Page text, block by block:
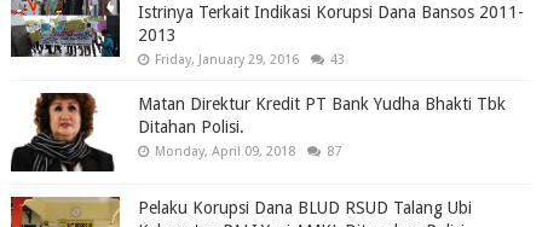
Istrinya Terkait Indikasi Korupsi Dana Bansos 2011-
2013
Friday, January 29, 2016 43
Matan Direktur Kredit PT Bank Yudha Bhakti Tbk
Ditahan Polisi.
Monday, April 09, 2018 87
Pelaku Korupsi Dana BLUD RSUD Talang Ubi